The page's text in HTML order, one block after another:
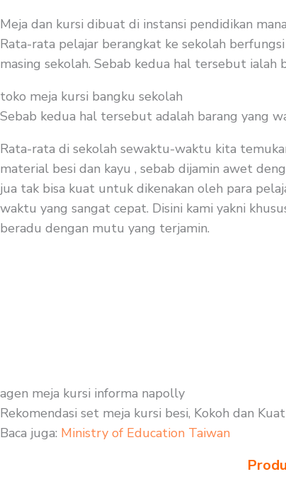
Meja dan kursi dibuat di instansi pendidikan
Rata-rata pelajar berangkat ke sekolah
masing sekolah. Sebab kedua hal tersebut ialah
toko meja kursi bangku sekolah
Sebab kedua hal tersebut adalah barang yang
Rata-rata di sekolah sewaktu-waktu kita
material besi dan kayu , sebab dijamin awet
jua tak bisa kuat untuk dikenakan oleh para
waktu yang sangat cepat. Disini kami yakni
beradu dengan mutu yang terjamin.
agen meja kursi informa napolly
Rekomendasi set meja kursi besi, Kokoh dan
Baca juga: Ministry of Education Taiwan